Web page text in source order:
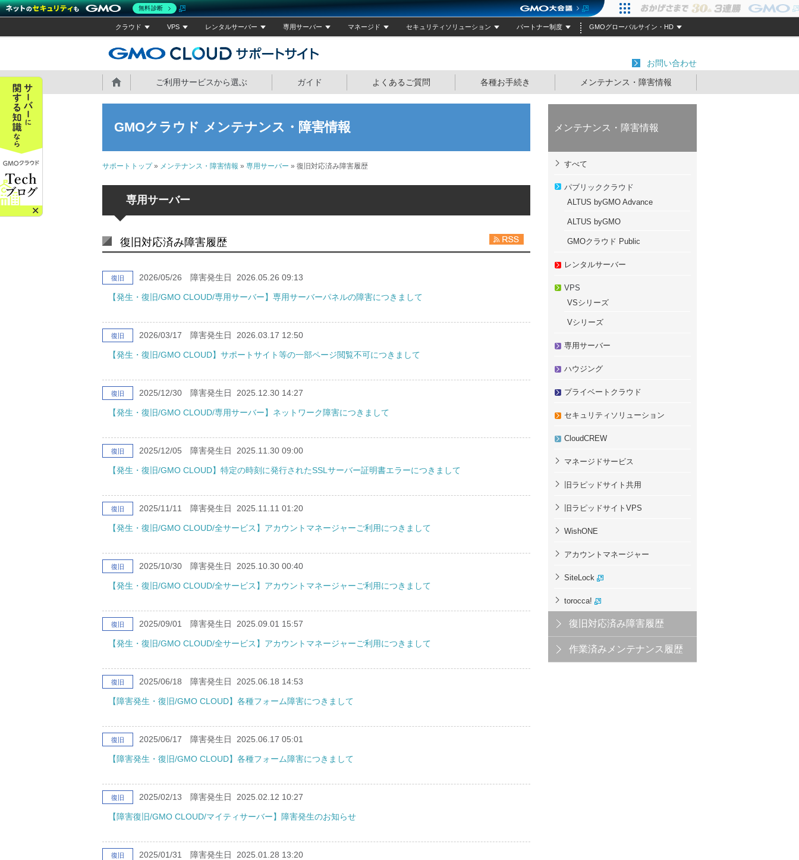
クラウド VPS レンタルサーバー 専用サーバー マネージド セキュリティソリューション パートナー制度 GMOグローバルサイン・HD
お問い合わせ
ご利用サービスから選ぶ ガイド よくあるご質問 各種お手続き メンテナンス・障害情報
GMOクラウド メンテナンス・障害情報
サポートトップ» メンテナンス・障害情報 » 専用サーバー » 復旧対応済み障害履歴
メンテナンス・障害情報
すべて
パブリッククラウド
ALTUS byGMO Advance
ALTUS byGMO
GMOクラウド Public
レンタルサーバー
VPS
VSシリーズ
Vシリーズ
専用サーバー
ハウジング
プライベートクラウド
セキュリティソリューション
CloudCREW
マネージドサービス
旧ラピッドサイト共用
旧ラピッドサイトVPS
WishONE
アカウントマネージャー
SiteLock
torocca!
復旧対応済み障害履歴
作業済みメンテナンス履歴
専用サーバー
復旧対応済み障害履歴
2026/05/26 障害発生日 2026.05.26 09:13
復旧
【発生・復旧/GMO CLOUD/専用サーバー】専用サーバーパネルの障害につきまして
2026/03/17 障害発生日 2026.03.17 12:50
復旧
【発生・復旧/GMO CLOUD】サポートサイト等の一部ページ閲覧不可につきまして
2025/12/30 障害発生日 2025.12.30 14:27
復旧
【発生・復旧/GMO CLOUD/専用サーバー】ネットワーク障害につきまして
2025/12/05 障害発生日 2025.11.30 09:00
復旧
【発生・復旧/GMO CLOUD】特定の時刻に発行されたSSLサーバー証明書エラーにつきまして
2025/11/11 障害発生日 2025.11.11 01:20
復旧
【発生・復旧/GMO CLOUD/全サービス】アカウントマネージャーご利用につきまして
2025/10/30 障害発生日 2025.10.30 00:40
復旧
【発生・復旧/GMO CLOUD/全サービス】アカウントマネージャーご利用につきまして
2025/09/01 障害発生日 2025.09.01 15:57
復旧
【発生・復旧/GMO CLOUD/全サービス】アカウントマネージャーご利用につきまして
2025/06/18 障害発生日 2025.06.18 14:53
復旧
【障害発生・復旧/GMO CLOUD】各種フォーム障害につきまして
2025/06/17 障害発生日 2025.06.17 05:01
復旧
【障害発生・復旧/GMO CLOUD】各種フォーム障害につきまして
2025/02/13 障害発生日 2025.02.12 10:27
復旧
【障害復旧/GMO CLOUD/マイティサーバー】障害発生のお知らせ
2025/01/31 障害発生日 2025.01.28 13:20
復旧
無料診断